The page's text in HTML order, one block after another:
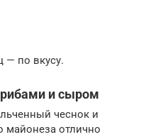
— по вкусу.
и сыром
чеснок и
отлично